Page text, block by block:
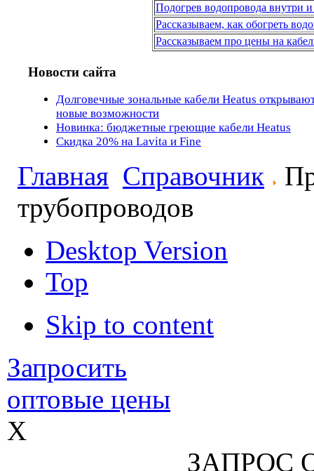
Подогрев водопровода внутри
Рассказываем, как обогреть
Рассказываем про цены на
Новости сайта
Долговечные зональные кабели Heatus
новые возможности
Новинка: бюджетные греющие кабели Heatus
Скидка 20% на Lavita и Fine
Главная Справочник
трубопроводов
Desktop Version
Top
Skip to content
Запросить
оптовые цены
X
ЗАПРОС